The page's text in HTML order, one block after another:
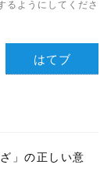
るようにしてくださ
はてブ
」の正しい意